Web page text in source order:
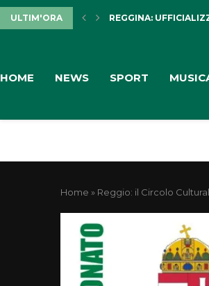
ULTIM'ORA REGGINA:
HOME NEWS SPORT
Home » Reggio: il Circolo